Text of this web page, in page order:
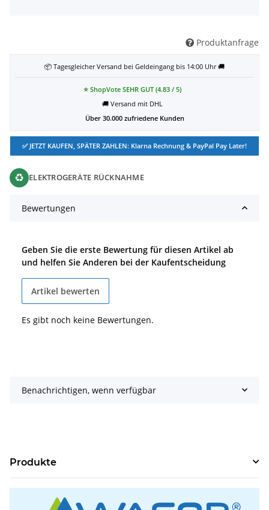
Produktanfrage
📦 Tagesgleicher Versand bei Geldeingang bis 14:00 Uhr 🚚
⭐ ShopVote SEHR GUT (4.83 / 5)
🚚 Versand mit DHL
Über 30.000 zufriedene Kunden
✅ JETZT KAUFEN, SPÄTER ZAHLEN: Klarna Rechnung & PayPal Pay Later!
♻ ELEKTROGERÄTE RÜCKNAHME
Bewertungen
Geben Sie die erste Bewertung für diesen Artikel ab
und helfen Sie Anderen bei der Kaufentscheidung
Artikel bewerten
Es gibt noch keine Bewertungen.
Benachrichtigen, wenn verfügbar
Produkte